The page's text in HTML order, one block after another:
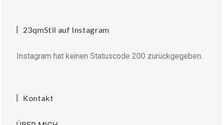
23qmStil auf Instagram
Instagram hat keinen Statuscode 200 zurückgegeben.
Kontakt